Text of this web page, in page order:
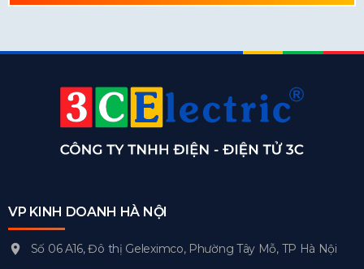
VP KINH DOANH HÀ NỘI
Số 06 A16, Đô thị Geleximco, Phường Tây Mỗ, TP Hà Nội